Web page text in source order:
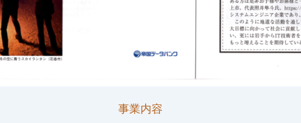
事業内容